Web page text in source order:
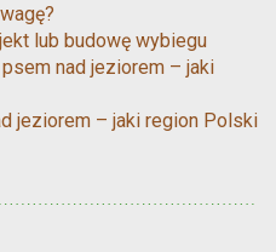
lub budowę wybiegu
nad jeziorem – jaki
jeziorem – jaki region Polski